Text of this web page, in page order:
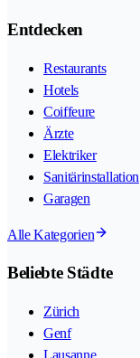
Entdecken
Restaurants
Hotels
Coiffeure
Ärzte
Elektriker
Sanitärinstallation
Garagen
Alle Kategorien
Beliebte Städte
Zürich
Genf